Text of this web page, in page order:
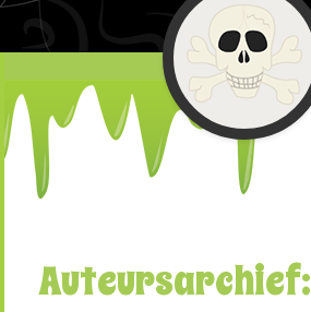
Auteursarchief: